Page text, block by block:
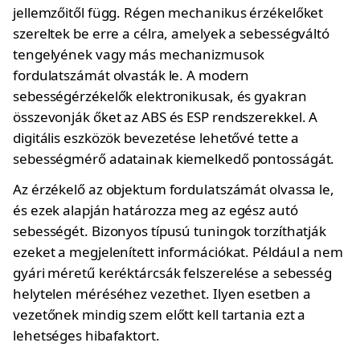
jellemzőitől függ. Régen mechanikus érzékelőket
szereltek be erre a célra, amelyek a sebességváltó
tengelyének vagy más mechanizmusok
fordulatszámát olvasták le. A modern
sebességérzékelők elektronikusak, és gyakran
összevonják őket az ABS és ESP rendszerekkel. A
digitális eszközök bevezetése lehetővé tette a
sebességmérő adatainak kiemelkedő pontosságát.
Az érzékelő az objektum fordulatszámát olvassa le,
és ezek alapján határozza meg az egész autó
sebességét. Bizonyos típusú tuningok torzíthatják
ezeket a megjelenített információkat. Például a nem
gyári méretű keréktárcsák felszerelése a sebesség
helytelen méréséhez vezethet. Ilyen esetben a
vezetőnek mindig szem előtt kell tartania ezt a
lehetséges hibafaktort.